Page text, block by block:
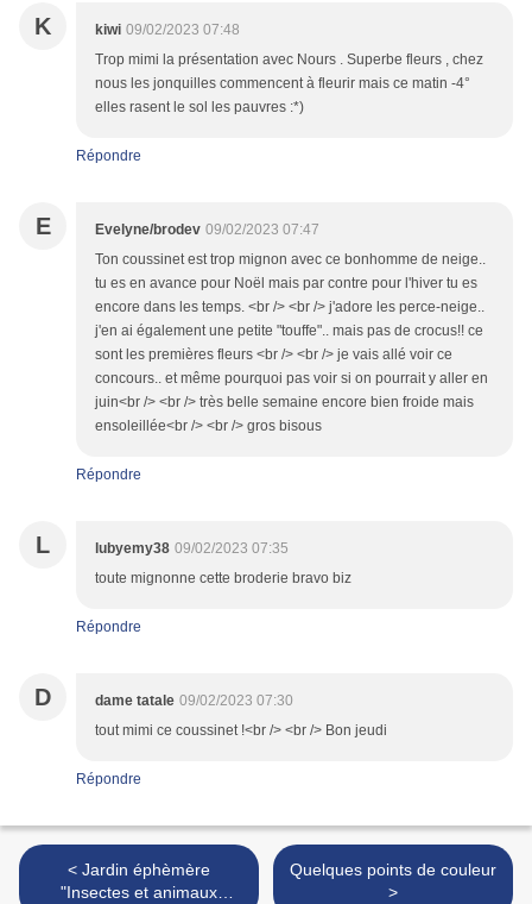
K kiwi 09/02/2023 07:48
Trop mimi la présentation avec Nours . Superbe fleurs , chez
nous les jonquilles commencent à fleurir mais ce matin -4°
elles rasent le sol les pauvres :*)
Répondre
E Evelyne/brodev 09/02/2023 07:47
Ton coussinet est trop mignon avec ce bonhomme de neige..
tu es en avance pour Noël mais par contre pour l'hiver tu es
encore dans les temps. <br /> <br /> j'adore les perce-neige..
j'en ai également une petite "touffe".. mais pas de crocus!! ce
sont les premières fleurs <br /> <br /> je vais allé voir ce
concours.. et même pourquoi pas voir si on pourrait y aller en
juin<br /> <br /> très belle semaine encore bien froide mais
ensoleillée<br /> <br /> gros bisous
Répondre
L lubyemy38 09/02/2023 07:35
toute mignonne cette broderie bravo biz
Répondre
D dame tatale 09/02/2023 07:30
tout mimi ce coussinet !<br /> <br /> Bon jeudi
Répondre
< Jardin éphèmère
"Insectes et animaux
Quelques points de couleur
>